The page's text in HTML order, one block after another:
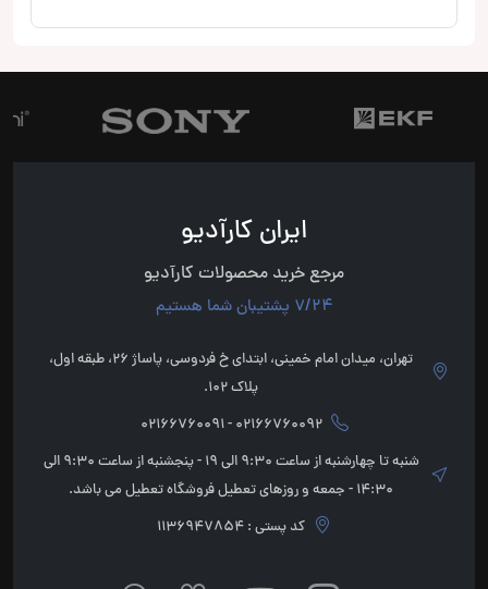
ایران کارآدیو
مرجع خرید محصولات کارآدیو
7/24 پشتیبان شما هستیم
تهران، میدان امام خمینی، ابتدای خ فردوسی، پاساژ 26، طبقه اول،
پلاک 102.
02166760092 - 02166760091
شنبه تا چهارشنبه از ساعت 9:30 الی 19 - پنجشنبه از ساعت 9:30 الی
14:30 - جمعه و روزهای تعطیل فروشگاه تعطیل می باشد.
کد پستی : 1136947854